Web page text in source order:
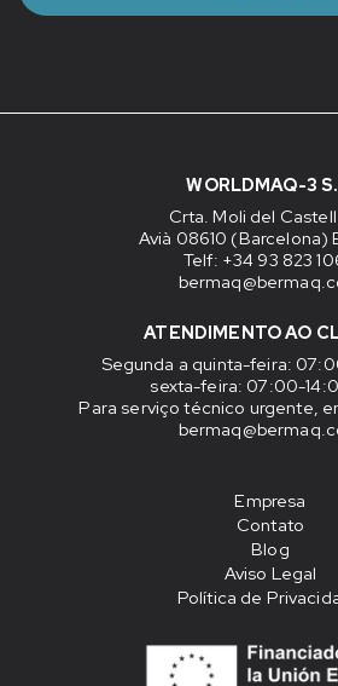
WORLDMAQ-3
Crta. Moli del
Avià 08610 (Barcelona)
Telf: +34 93 823
ATENDIMENTO AO
Segunda a quinta-feira:
sexta-feira: 07:00-
Para serviço técnico urgente,
Empresa
Contato
Blog
Aviso Legal
Política de